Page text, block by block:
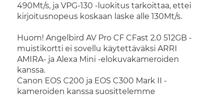
490Mt/s, ja VPG-130 -luokitus tarkoittaa, ettei
kirjoitusnopeus koskaan laske alle 130Mt/s.
Huom! Angelbird AV Pro CF CFast 2.0 512GB -
muistikortti ei sovellu käytettäväksi ARRI
AMIRA- ja Alexa Mini -elokuvakameroiden
kanssa.
Canon EOS C200 ja EOS C300 Mark II -
kameroiden kanssa suosittelemme